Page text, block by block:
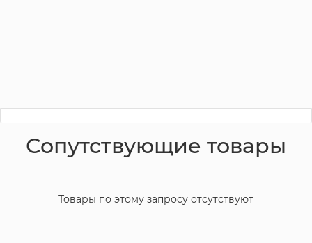
Сопутствующие товары
Товары по этому запросу отсутствуют